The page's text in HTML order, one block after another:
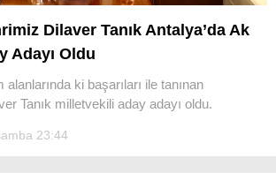
WhatsApp İhbar Hattı
Facebook
Dilaver Tanık Antalya’da Ak
Adayı Oldu
ki başarıları ile tanınan
Tanık milletvekili aday adayı oldu.
23:44